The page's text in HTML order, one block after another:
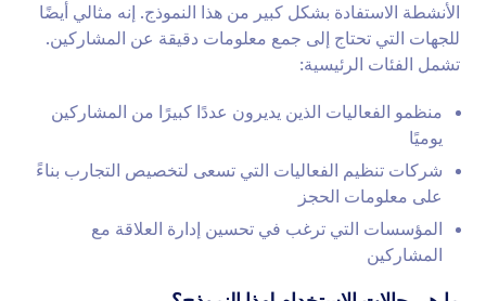
الأنشطة الاستفادة بشكل كبير من هذا النموذج. إنه مثالي أيضًا
للجهات التي تحتاج إلى جمع معلومات دقيقة عن المشاركين.
تشمل الفئات الرئيسية:
منظمو الفعاليات الذين يديرون عددًا كبيرًا من المشاركين
يوميًا
شركات تنظيم الفعاليات التي تسعى لتخصيص التجارب بناءً
على معلومات الحجز
المؤسسات التي ترغب في تحسين إدارة العلاقة مع
المشاركين